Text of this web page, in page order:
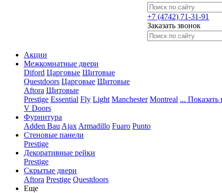
+7 (4742) 71-31-91
Заказать звонок
Акции
Межкомнатные двери
Diford Царговые Щитовые
Questdoors Царговые Щитовые
Aftora Щитовые
Prestige Essential Fly Light Manchester Montreal ... Показать
V Doors
Фурнитура
Adden Bau Ajax Armadillo Fuaro Punto
Стеновые панели
Prestige
Декоративные рейки
Prestige
Скрытые двери
Aftora Prestige Questdoors
Еще